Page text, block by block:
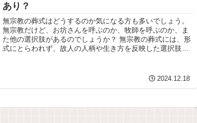
あり？
無宗教の葬式はどうするのか気になる方も多いでしょう。
無宗教だけど、お坊さんを呼ぶのか、牧師を呼ぶのか、ま
た他の選択肢があるのでしょうか？ 無宗教の葬式には、形
式にとらわれず、故人の人柄や生き方を反映した選択肢を
2024.12.18